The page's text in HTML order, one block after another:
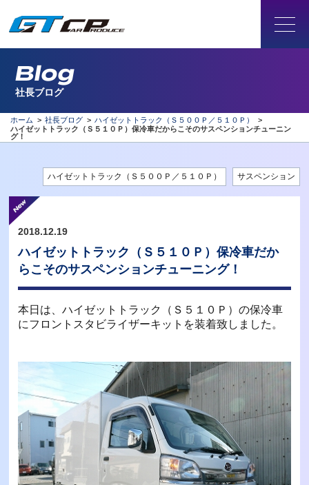
Blog
社長ブログ
ホーム > 社長ブログ > ハイゼットトラック（Ｓ５００Ｐ／５１０Ｐ）
>
ハイゼットトラック（Ｓ５１０Ｐ）保冷車だからこそのサスペンションチューニン
グ！
ハイゼットトラック（Ｓ５００Ｐ／５１０Ｐ） サスペンション
2018.12.19
ハイゼットトラック（Ｓ５１０Ｐ）保冷車だか
らこそのサスペンションチューニング！
本日は、ハイゼットトラック（Ｓ５１０Ｐ）の保冷車
にフロントスタビライザーキットを装着致しました。